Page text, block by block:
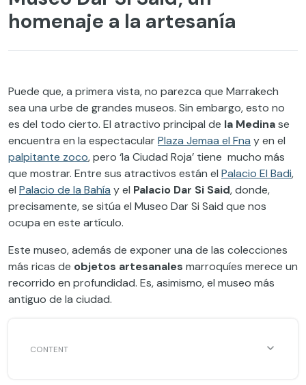
homenaje a la artesanía
Puede que, a primera vista, no parezca que Marrakech
sea una urbe de grandes museos. Sin embargo, esto no
es del todo cierto. El atractivo principal de la Medinase
encuentra en la espectacularPlaza Jemaa el Fna y en el
palpitante zoco, pero ‘la Ciudad Roja’ tiene mucho más
que mostrar. Entre sus atractivos están el Palacio El Badi,
el Palacio de la Bahía y el Palacio Dar Si Said, donde,
precisamente, se sitúa el Museo Dar Si Said que nos
ocupa en este artículo.
Este museo, además de exponer una de las colecciones
más ricas de objetos artesanales marroquíes merece un
recorrido en profundidad. Es, asimismo, el museo más
antiguo de la ciudad.